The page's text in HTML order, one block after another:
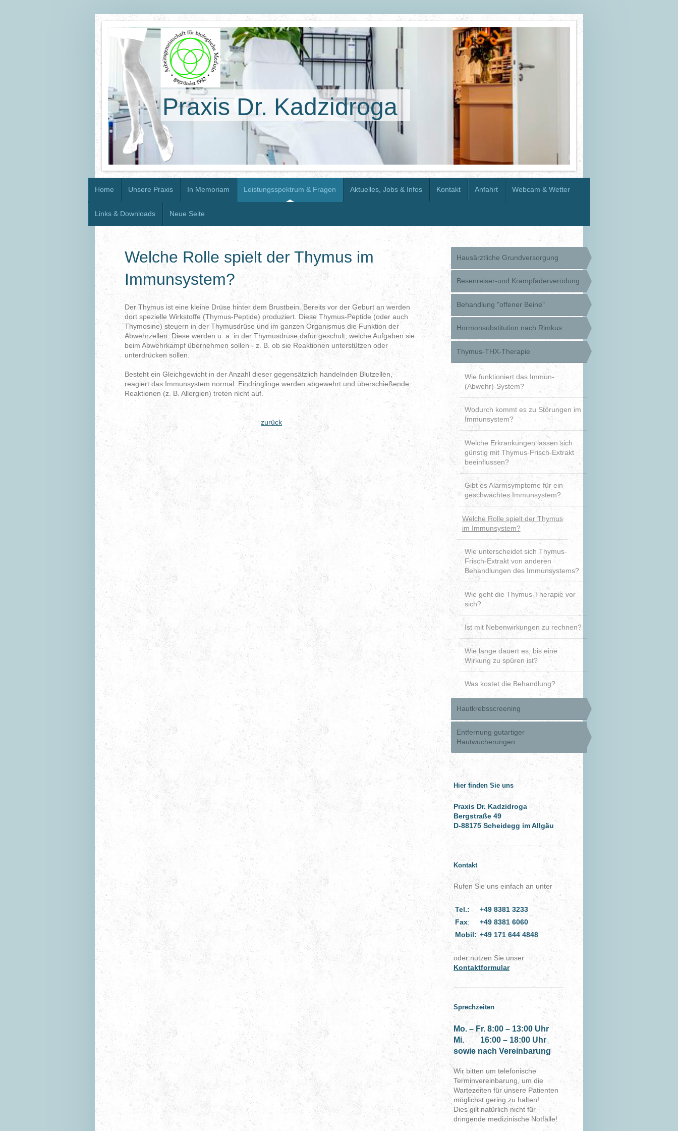
Praxis Dr. Kadzidroga
Home Unsere Praxis In Memoriam Leistungsspektrum & Fragen Aktuelles, Jobs & Infos Kontakt Anfahrt Webcam & Wetter
Links & Downloads Neue Seite
Welche Rolle spielt der Thymus im
Immunsystem?
Der Thymus ist eine kleine Drüse hinter dem Brustbein. Bereits vor der Geburt an werden
dort spezielle Wirkstoffe (Thymus-Peptide) produziert. Diese Thymus-Peptide (oder auch
Thymosine) steuern in der Thymusdrüse und im ganzen Organismus die Funktion der
Abwehrzellen. Diese werden u. a. in der Thymusdrüse dafür geschult; welche Aufgaben sie
beim Abwehrkampf übernehmen sollen - z. B. ob sie Reaktionen unterstützen oder
unterdrücken sollen.
Besteht ein Gleichgewicht in der Anzahl dieser gegensätzlich handelnden Blutzellen,
reagiert das Immunsystem normal: Eindringlinge werden abgewehrt und überschießende
Reaktionen (z. B. Allergien) treten nicht auf.
zurück
Hausärztliche Grundversorgung
Besenreiser-und Krampfaderverödung
Behandlung "offener Beine"
Hormonsubstitution nach Rimkus
Thymus-THX-Therapie
Wie funktioniert das Immun-
(Abwehr)-System?
Wodurch kommt es zu Störungen im
Immunsystem?
Welche Erkrankungen lassen sich
günstig mit Thymus-Frisch-Extrakt
beeinflussen?
Gibt es Alarmsymptome für ein
geschwächtes Immunsystem?
Welche Rolle spielt der Thymus
im Immunsystem?
Wie unterscheidet sich Thymus-
Frisch-Extrakt von anderen
Behandlungen des Immunsystems?
Wie geht die Thymus-Therapie vor
sich?
Ist mit Nebenwirkungen zu rechnen?
Wie lange dauert es, bis eine
Wirkung zu spüren ist?
Was kostet die Behandlung?
Hautkrebsscreening
Entfernung gutartiger
Hautwucherungen
Hier finden Sie uns
Praxis Dr. Kadzidroga
Bergstraße 49
D-88175 Scheidegg im Allgäu
Kontakt
Rufen Sie uns einfach an unter
Tel.:
+49 8381 3233
Fax:
+49 8381 6060
Mobil: +49 171 644 4848
oder nutzen Sie unser
Kontaktformular
Sprechzeiten
Mo. – Fr. 8:00 – 13:00 Uhr
Mi. 16:00 – 18:00 Uhr
sowie nach Vereinbarung
Wir bitten um telefonische
Terminvereinbarung, um die
Wartezeiten für unsere Patienten
möglichst gering zu halten!
Dies gilt natürlich nicht für
dringende medizinische Notfälle!